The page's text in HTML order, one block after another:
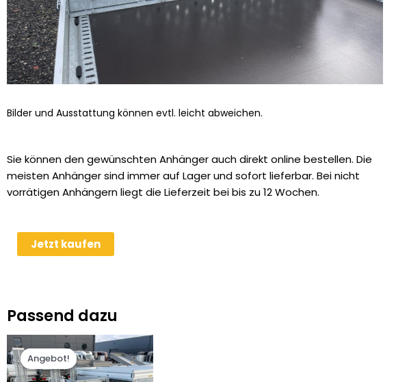
Bilder und Ausstattung können evtl. leicht abweichen.
Sie können den gewünschten Anhänger auch direkt online bestellen. Die
meisten Anhänger sind immer auf Lager und sofort lieferbar. Bei nicht
vorrätigen Anhängern liegt die Lieferzeit bei bis zu 12 Wochen.
Stahl-
Überfahrwand
303016
Menge
Jetzt kaufen
Passend dazu
Angebot!
Angebot!
Ursprünglicher
Preis
war:
6.049,00 €
Aktueller
Preis
ist:
5.185,00 €.